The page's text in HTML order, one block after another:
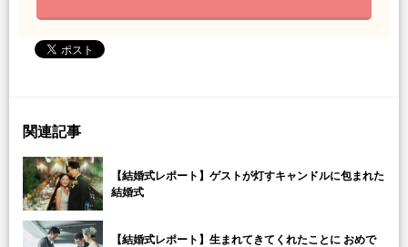
関連記事
【結婚式レポート】ゲストが灯すキャンドルに包まれた
結婚式
【結婚式レポート】生まれてきてくれたことに おめで